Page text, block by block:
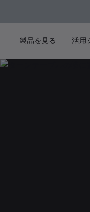
製品を見る 活用